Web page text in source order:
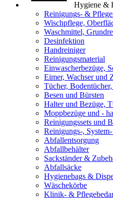
Hygiene &
Reinigungs- &
Wischpflege,
Waschmittel,
Desinfektion
Handreiniger
Reinigungsmaterial
Einwascherbezüge,
Eimer, Wachser und
Tücher,
Besen und Bürsten
Halter und Bezüge,
Moppbezüge und -
Reinigungssets und
Reinigungs-,
Abfallentsorgung
Abfallbehälter
Sackständer &
Abfallsäcke
Hygienebags &
Wäschekörbe
Klinik- &